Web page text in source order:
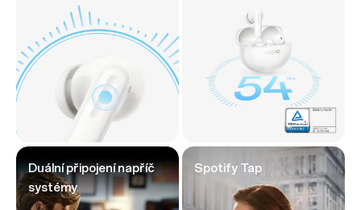
Duální připojení napříč
systémy
Spotify Tap